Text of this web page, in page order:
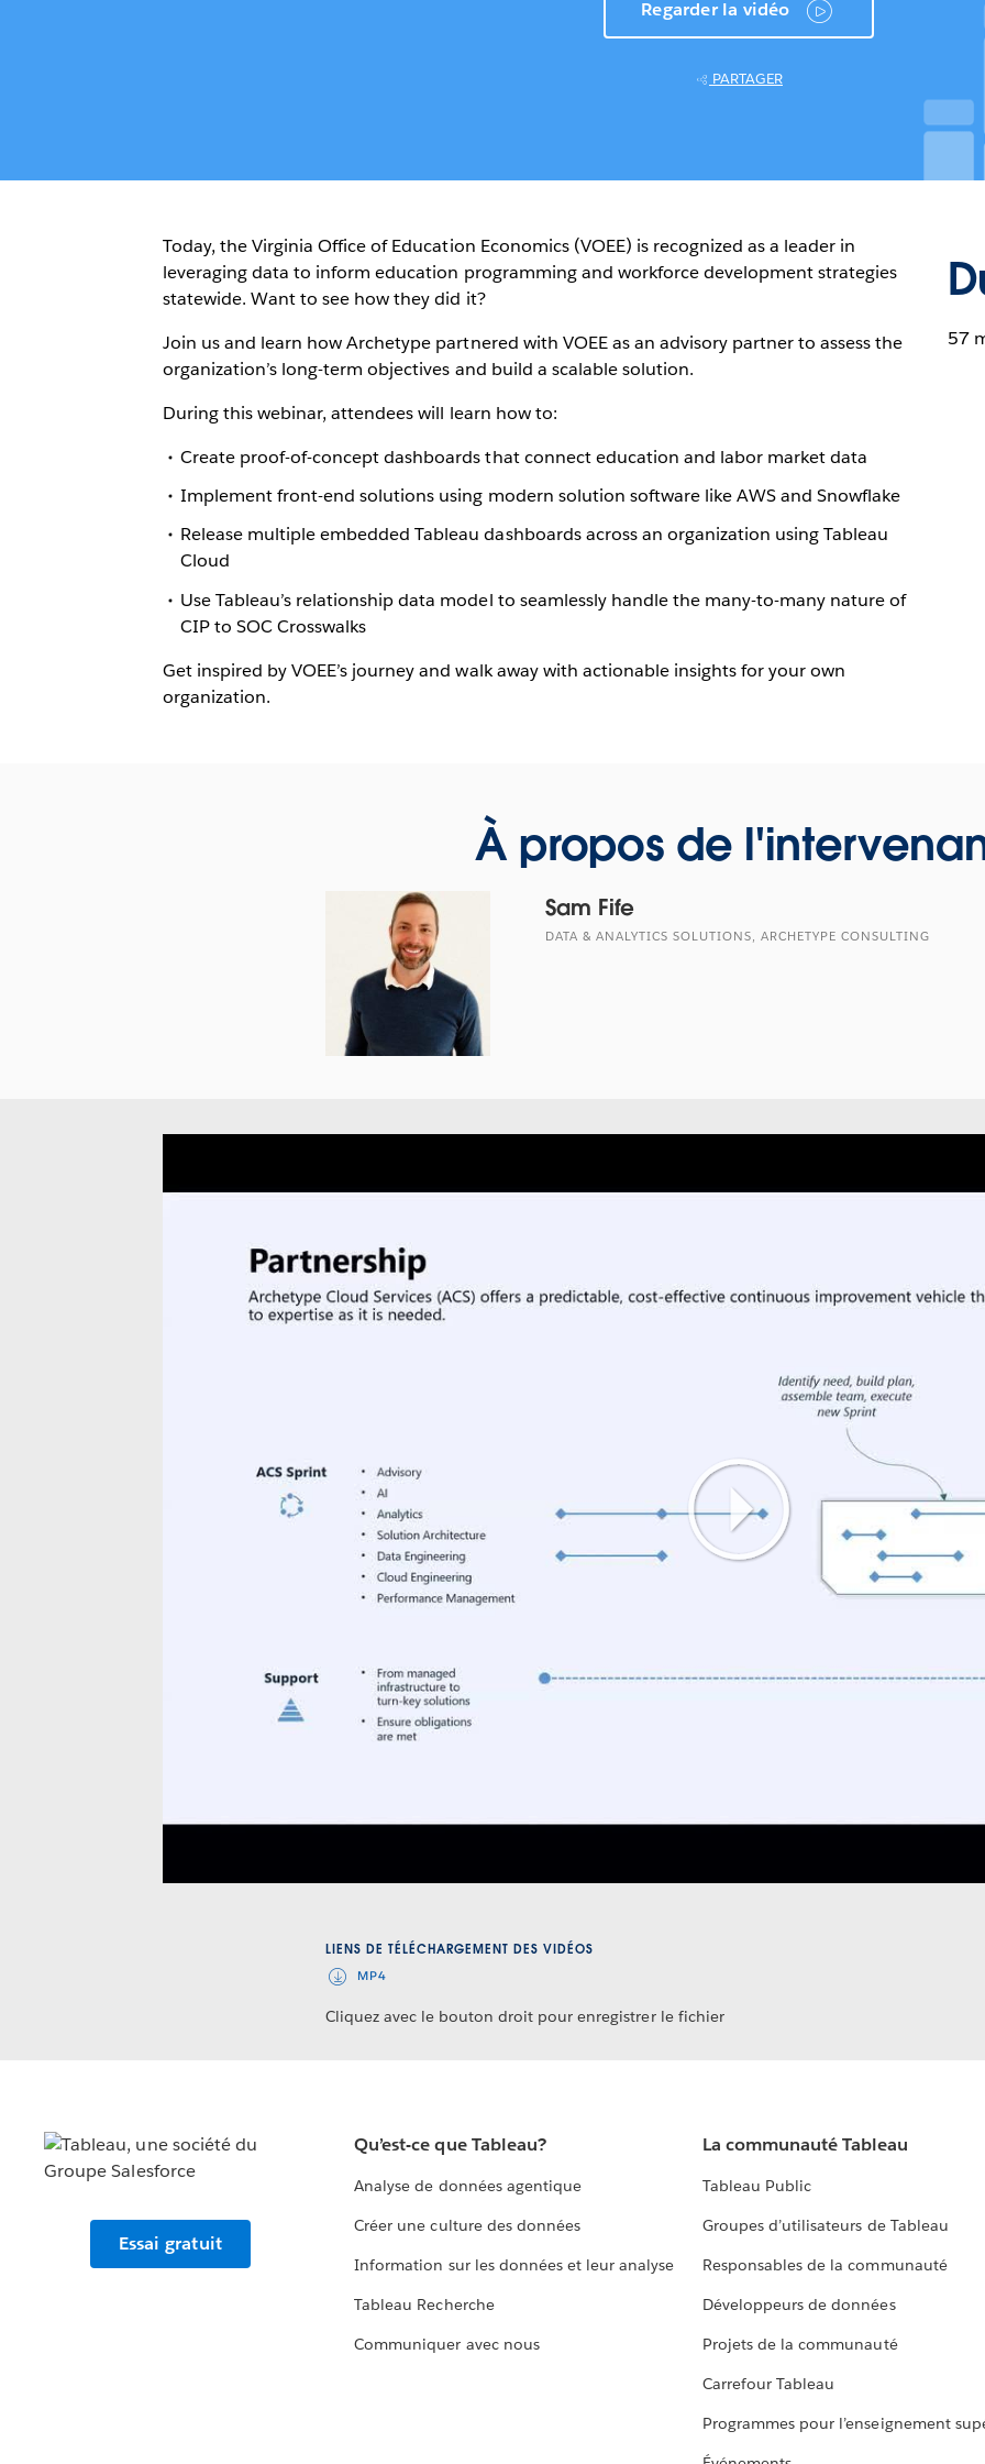
Regarder la vidéo
PARTAGER
Today, the Virginia Office of Education Economics (VOEE) is recognized as a leader in
leveraging data to inform education programming and workforce development strategies
statewide. Want to see how they did it?
Join us and learn how Archetype partnered with VOEE as an advisory partner to assess the
organization’s long-term objectives and build a scalable solution.
During this webinar, attendees will learn how to:
Create proof-of-concept dashboards that connect education and labor market data
Implement front-end solutions using modern solution software like AWS and Snowflake
Release multiple embedded Tableau dashboards across an organization using Tableau
Cloud
Use Tableau’s relationship data model to seamlessly handle the many-to-many nature of
CIP to SOC Crosswalks
Get inspired by VOEE’s journey and walk away with actionable insights for your own
organization.
57
À propos de
Sam Fife
DATA & ANALYTICS SOLUTIONS, ARCHETYPE CONSULTING
Play
Video
LIENS DE TÉLÉCHARGEMENT DES VIDÉOS
MP4
Cliquez avec le bouton droit pour enregistrer le fichier
Essai gratuit
Qu’est-ce que Tableau?
Analyse de données agentique
Créer une culture des données
Information sur les données et leur analyse
Tableau Recherche
Communiquer avec nous
La communauté Tableau
Tableau Public
Groupes d’utilisateurs de Tableau
Responsables de la communauté
Développeurs de données
Projets de la communauté
Carrefour Tableau
Programmes pour l’enseignement